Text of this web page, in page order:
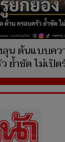
น ต้นแบบคว
ย้ำชัด ไม่เปิ